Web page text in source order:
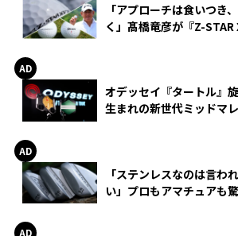
「アプローチは食いつき
く」髙橋竜彦が『Z-
オデッセイ『タートル』
生まれの新世代ミッドマ
「ステンレスなのは言わ
い」プロもアマチュアも